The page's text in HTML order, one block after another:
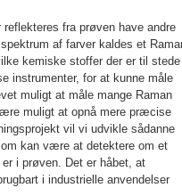
fra prøven have andre
af farver kaldes et
kemiske stoffer der er til
instrumenter, for at kunne måle
muligt at måle mange Raman
muligt at opnå mere præcise
vil vi udvikle sådanne
kan være at detektere om et
i prøven. Det er håbet, at
i industrielle anvendelser